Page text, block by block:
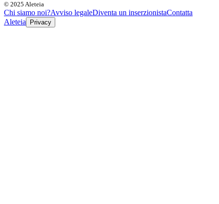
© 2025 Aleteia
Chi siamo noi?Avviso legaleDiventa un inserzionistaContatta
Aleteia
Privacy